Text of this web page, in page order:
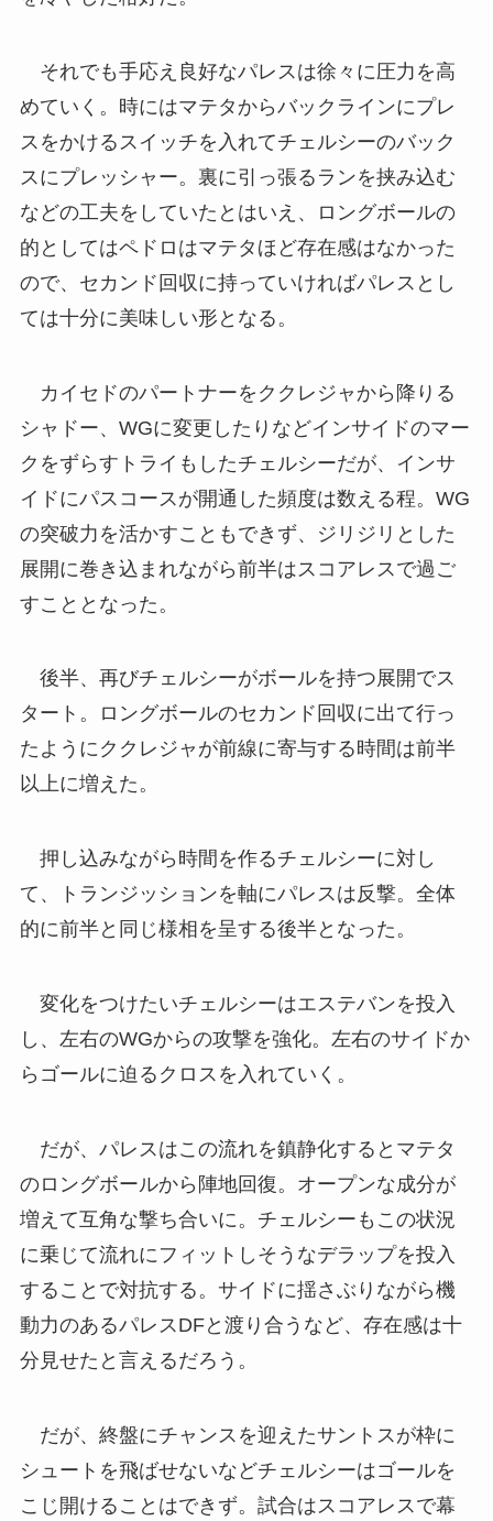
それでも手応え良好なパレスは徐々に圧力を高
めていく。時にはマテタからバックラインにプレ
スをかけるスイッチを入れてチェルシーのバック
スにプレッシャー。裏に引っ張るランを挟み込む
などの工夫をしていたとはいえ、ロングボールの
的としてはペドロはマテタほど存在感はなかった
ので、セカンド回収に持っていければパレスとし
ては十分に美味しい形となる。
カイセドのパートナーをククレジャから降りる
シャドー、WGに変更したりなどインサイドのマー
クをずらすトライもしたチェルシーだが、インサ
イドにパスコースが開通した頻度は数える程。WG
の突破力を活かすこともできず、ジリジリとした
展開に巻き込まれながら前半はスコアレスで過ご
すこととなった。
後半、再びチェルシーがボールを持つ展開でス
タート。ロングボールのセカンド回収に出て行っ
たようにククレジャが前線に寄与する時間は前半
以上に増えた。
押し込みながら時間を作るチェルシーに対し
て、トランジッションを軸にパレスは反撃。全体
的に前半と同じ様相を呈する後半となった。
変化をつけたいチェルシーはエステバンを投入
し、左右のWGからの攻撃を強化。左右のサイドか
らゴールに迫るクロスを入れていく。
だが、パレスはこの流れを鎮静化するとマテタ
のロングボールから陣地回復。オープンな成分が
増えて互角な撃ち合いに。チェルシーもこの状況
に乗じて流れにフィットしそうなデラップを投入
することで対抗する。サイドに揺さぶりながら機
動力のあるパレスDFと渡り合うなど、存在感は十
分見せたと言えるだろう。
だが、終盤にチャンスを迎えたサントスが枠に
シュートを飛ばせないなどチェルシーはゴールを
こじ開けることはできず。試合はスコアレスで幕